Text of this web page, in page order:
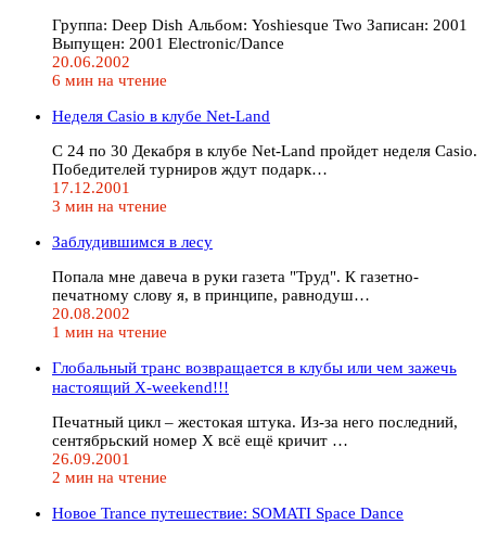
Группа: Deep Dish Альбом: Yoshiesque Two Записан: 2001
Выпущен: 2001 Electronic/Dance
20.06.2002
6 мин на чтение
Неделя Casio в клубе Net-Land
C 24 по 30 Декабря в клубе Net-Land пройдет неделя Casio.
Победителей турниров ждут подарк…
17.12.2001
3 мин на чтение
Заблудившимся в лесу
Попала мне давеча в руки газета "Труд". К газетно-
печатному слову я, в принципе, равнодуш…
20.08.2002
1 мин на чтение
Глобальный транс возвращается в клубы или чем зажечь
настоящий X-weekend!!!
Печатный цикл – жестокая штука. Из-за него последний,
сентябрьский номер Х всё ещё кричит …
26.09.2001
2 мин на чтение
Новое Trance путешествие: SOMATI Space Dance